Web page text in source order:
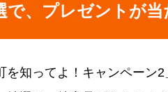
で、プレゼントが当
を知ってよ！キャンペー